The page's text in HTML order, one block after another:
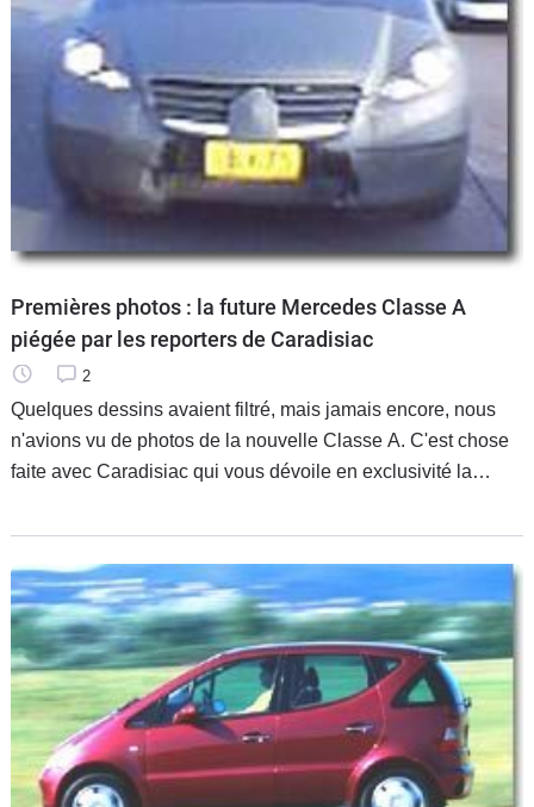
Premières photos : la future Mercedes Classe A
piégée par les reporters de Caradisiac
2
Quelques dessins avaient filtré, mais jamais encore, nous
n'avions vu de photos de la nouvelle Classe A. C'est chose
faite avec Caradisiac qui vous dévoile en exclusivité la
de Paris à